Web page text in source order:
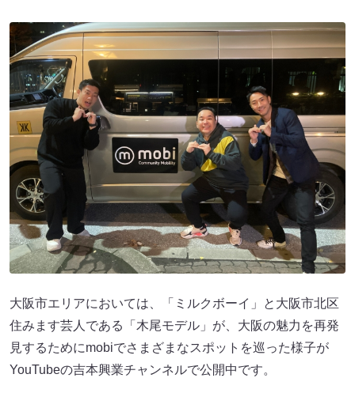
大阪市エリアにおいては、「ミルクボーイ」と大阪市北区
住みます芸人である「木尾モデル」が、大阪の魅力を再発
見するためにmobiでさまざまなスポットを巡った様子が
YouTubeの吉本興業チャンネルで公開中です。